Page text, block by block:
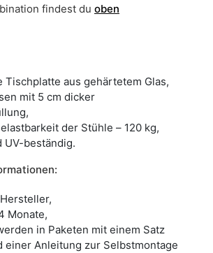
findest du oben
Tischplatte aus gehärtetem Glas,
mit 5 cm dicker
der Stühle – 120 kg,
UV-beständig.
Monate,
in Paketen mit einem Satz
einer Anleitung zur Selbstmontage